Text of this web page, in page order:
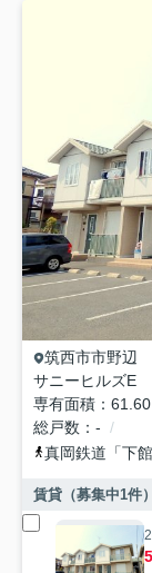
筑西市市野辺
サニーヒルズE
専有面積
61.60
総戸数
-
真岡鉄道 「下
賃貸（募集中1件）